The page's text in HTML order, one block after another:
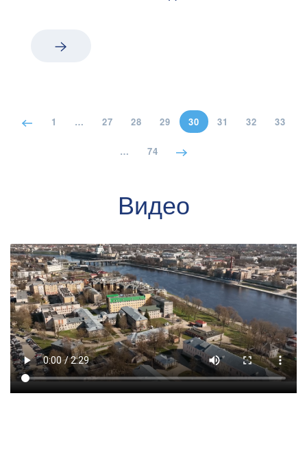
1 … 27 28 29 30 31 32 33
… 74
Видео